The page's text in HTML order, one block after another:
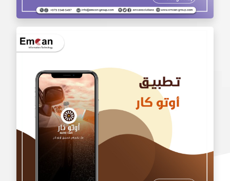
تطبيق بالجملة